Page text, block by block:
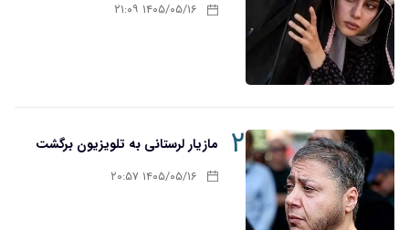
۱۴۰۵/۰۵/۱۶ ۲۱:۰۹
۲ مازیار لرستانی به تلویزیون برگشت
۱۴۰۵/۰۵/۱۶ ۲۰:۵۷